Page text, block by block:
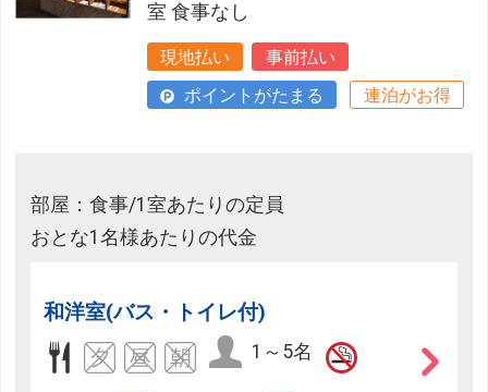
室 食事なし
現地払い
事前払い
ポイントがたまる
連泊がお得
部屋：食事/1室あたりの定員
おとな1名様あたりの代金
和洋室(バス・トイレ付)
1～5名